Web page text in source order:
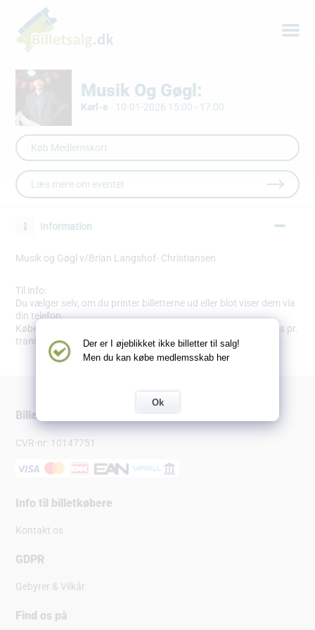
Musik Og Gøgl:
Karl-e · 10-01-2026 15:00 - 17:00
Læs mere om eventet
Information
Musik og Gøgl v/Brian Langshof- Christiansen
Til info:
Du vælger selv, om du printer billetterne ud eller blot viser dem via
din telefon.
Købet bliver pålagt en adm. omkostning på 9,89 kr. inkl. moms pr.
transaktion.
Der er I øjeblikket ikke billetter til salg!
Men du kan købe medlemsskab her
Ok
Billetsalg.dk
CVR-nr: 10147751
Info til billetkøbere
Kontakt os
GDPR
Gebyrer & Vilkår
Find os på